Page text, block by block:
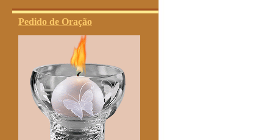
Pedido de Oração